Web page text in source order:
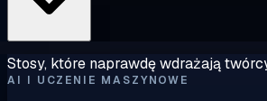
Stosy, które naprawdę wdrażają
AI I UCZENIE MASZYNOWE